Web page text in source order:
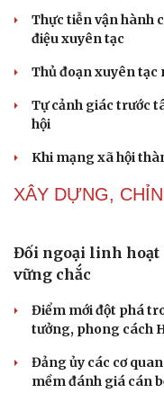
Thực tiễn vận hành
điệu xuyên tạc
Thủ đoạn xuyên
Tự cảnh giác trước
hội
Khi mạng xã hội
XÂY DỰNG,
Đối ngoại linh hoạt
vững chắc
Điểm mới đột phá
tưởng, phong cách
Đảng ủy các cơ
mềm đánh giá cán